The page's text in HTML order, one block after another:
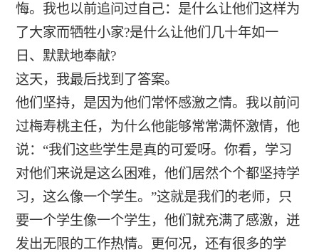
悔。我也以前追问过自己：是什么让他们这样为
了大家而牺牲小家?是什么让他们几十年如一
日、默默地奉献?
这天，我最后找到了答案。
他们坚持，是因为他们常怀感激之情。我以前问
过梅寿桃主任，为什么他能够常常满怀激情，他
说：“我们这些学生是真的可爱呀。你看，学习
对他们来说是这么困难，他们居然个个都坚持学
习，这么像一个学生。”这就是我们的老师，只
要一个学生像一个学生，他们就充满了感激，迸
发出无限的工作热情。更何况，还有很多的学